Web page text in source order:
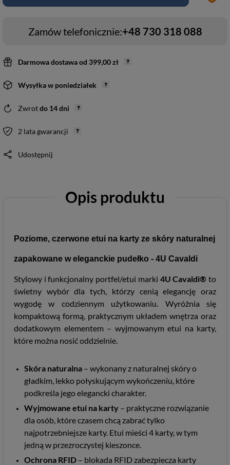
Zamów telefonicznie:+48 730 318 088
Darmowa dostawaod 399,00 zł
Wysyłkaw poniedziałek
Zwrotdo 14dni
2 lata gwarancji
Udostępnij
Opis produktu
Poziome, czerwone etui na karty ze skóry naturalnej
zapakowane w eleganckie pudełko - 4U Cavaldi
Stylowy i funkcjonalny portfel/etui marki 4U Cavaldi® to
świetny wybór dla tych, którzy cenią elegancję oraz
wygodę w codziennym użytkowaniu. Wyróżnia się
kompaktową formą, praktycznym układem wnętrza oraz
dodatkowym elementem – wyjmowanym etui na karty,
które można nosić oddzielnie.
Skóra naturalna – wykonany z naturalnej skóry o
gładkim, lekko połyskującym wykończeniu, które
podkreśla jego elegancki charakter.
Wyjmowane etui na karty – praktyczne rozwiązanie
dla osób, które czasem chcą zabrać tylko
najpotrzebniejsze karty. Etui mieści 4 karty, w tym
jedną w przezroczystej kieszonce.
Ochrona RFID – blokada RFID zabezpiecza karty